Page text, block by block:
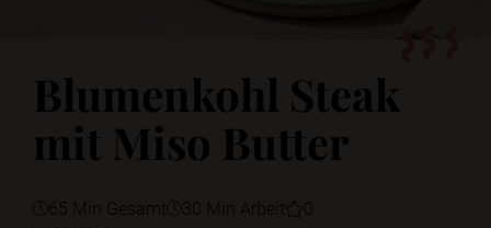
Blumenkohl Steak
mit Miso Butter
65 Min Gesamt 30 Min Arbeit 0